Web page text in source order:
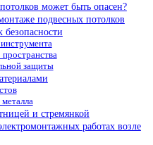
может быть опасен?
подвесных потолков
безопасности
защиты
и стремянкой
работах возле